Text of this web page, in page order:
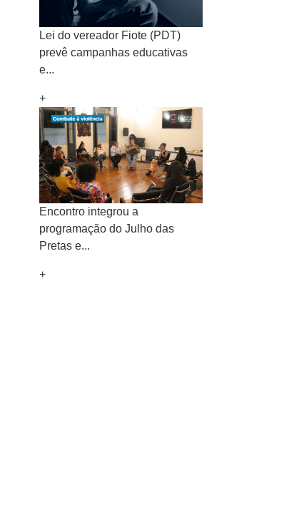
Lei do vereador Fiote (PDT)
prevê campanhas educativas
e...
+
Encontro integrou a
programação do Julho das
Pretas e...
+